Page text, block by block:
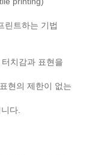
린트하는 기법
치감과 표현을
현의 제한이 없는
다.